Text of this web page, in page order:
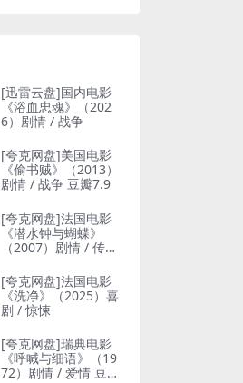
[迅雷云盘]国内电影
《浴血忠魂》（202
6）剧情 / 战争
[夸克网盘]美国电影
《偷书贼》（2013）
剧情 / 战争 豆瓣7.9
[夸克网盘]法国电影
《潜水钟与蝴蝶》
（2007）剧情 / 传记
[夸克网盘]法国电影
《洗净》（2025）喜
剧 / 惊悚
[夸克网盘]瑞典电影
《呼喊与细语》（19
72）剧情 / 爱情 豆瓣